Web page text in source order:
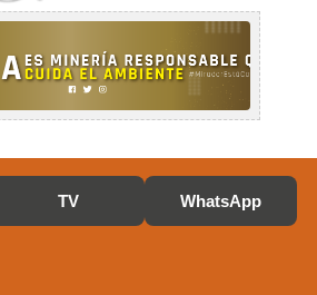
TV WhatsApp